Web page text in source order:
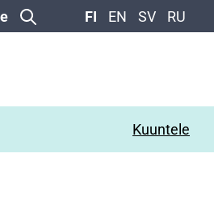
FI EN SV RU
Kuuntele